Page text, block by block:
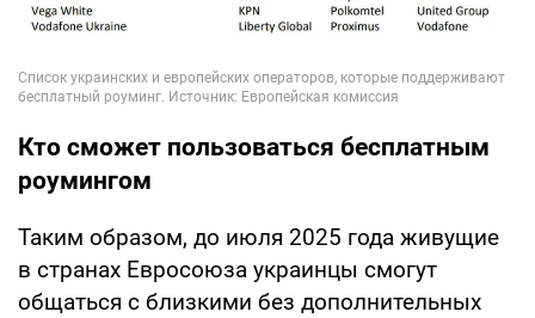
Кто сможет пользоваться бесплатным
роумингом
Таким образом, до июля 2025 года живущие
в странах Евросоюза украинцы смогут
общаться с близкими без дополнительных